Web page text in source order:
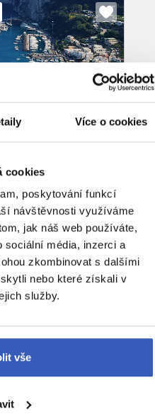
Více o cookies
cookies
poskytování funkcí
návštěvnosti využíváme
jak náš web používáte,
média, inzerci a
zkombinovat s dalšími
nebo které získali v
služby.
vše
Do
oblíbených
+ POMPEJE
z Prahy
Do
oblíbených
+ TIVOLI
mých 4 zájezdů
cestovatele
řekla mnoho informací o